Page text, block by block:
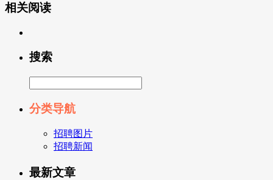
相关阅读
搜索
分类导航
招聘图片
招聘新闻
最新文章